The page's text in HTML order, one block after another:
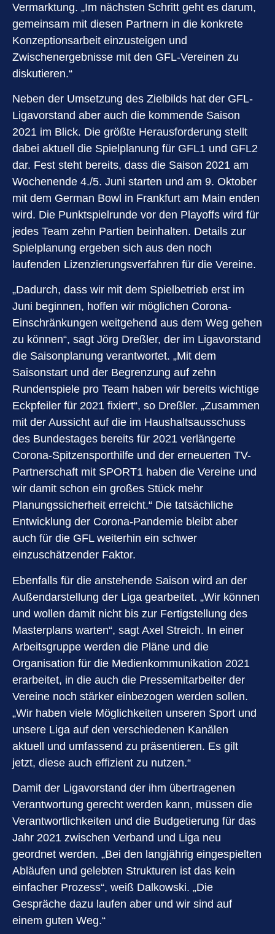
Vermarktung. „Im nächsten Schritt geht es darum,
gemeinsam mit diesen Partnern in die konkrete
Konzeptionsarbeit einzusteigen und
Zwischenergebnisse mit den GFL-Vereinen zu
diskutieren.“
Neben der Umsetzung des Zielbilds hat der GFL-
Ligavorstand aber auch die kommende Saison
2021 im Blick. Die größte Herausforderung stellt
dabei aktuell die Spielplanung für GFL1 und GFL2
dar. Fest steht bereits, dass die Saison 2021 am
Wochenende 4./5. Juni starten und am 9. Oktober
mit dem German Bowl in Frankfurt am Main enden
wird. Die Punktspielrunde vor den Playoffs wird für
jedes Team zehn Partien beinhalten. Details zur
Spielplanung ergeben sich aus den noch
laufenden Lizenzierungsverfahren für die Vereine.
„Dadurch, dass wir mit dem Spielbetrieb erst im
Juni beginnen, hoffen wir möglichen Corona-
Einschränkungen weitgehend aus dem Weg gehen
zu können“, sagt Jörg Dreßler, der im Ligavorstand
die Saisonplanung verantwortet. „Mit dem
Saisonstart und der Begrenzung auf zehn
Rundenspiele pro Team haben wir bereits wichtige
Eckpfeiler für 2021 fixiert“, so Dreßler. „Zusammen
mit der Aussicht auf die im Haushaltsausschuss
des Bundestages bereits für 2021 verlängerte
Corona-Spitzensporthilfe und der erneuerten TV-
Partnerschaft mit SPORT1 haben die Vereine und
wir damit schon ein großes Stück mehr
Planungssicherheit erreicht.“ Die tatsächliche
Entwicklung der Corona-Pandemie bleibt aber
auch für die GFL weiterhin ein schwer
einzuschätzender Faktor.
Ebenfalls für die anstehende Saison wird an der
Außendarstellung der Liga gearbeitet. „Wir können
und wollen damit nicht bis zur Fertigstellung des
Masterplans warten“, sagt Axel Streich. In einer
Arbeitsgruppe werden die Pläne und die
Organisation für die Medienkommunikation 2021
erarbeitet, in die auch die Pressemitarbeiter der
Vereine noch stärker einbezogen werden sollen.
„Wir haben viele Möglichkeiten unseren Sport und
unsere Liga auf den verschiedenen Kanälen
aktuell und umfassend zu präsentieren. Es gilt
jetzt, diese auch effizient zu nutzen.“
Damit der Ligavorstand der ihm übertragenen
Verantwortung gerecht werden kann, müssen die
Verantwortlichkeiten und die Budgetierung für das
Jahr 2021 zwischen Verband und Liga neu
geordnet werden. „Bei den langjährig eingespielten
Abläufen und gelebten Strukturen ist das kein
einfacher Prozess“, weiß Dalkowski. „Die
Gespräche dazu laufen aber und wir sind auf
einem guten Weg.“